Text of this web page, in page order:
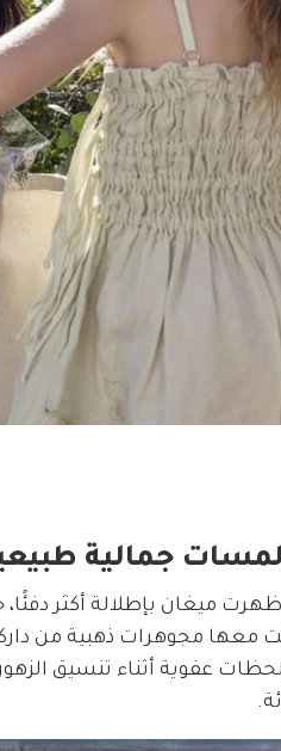
جمالية
عفوية أثناء تنسيق